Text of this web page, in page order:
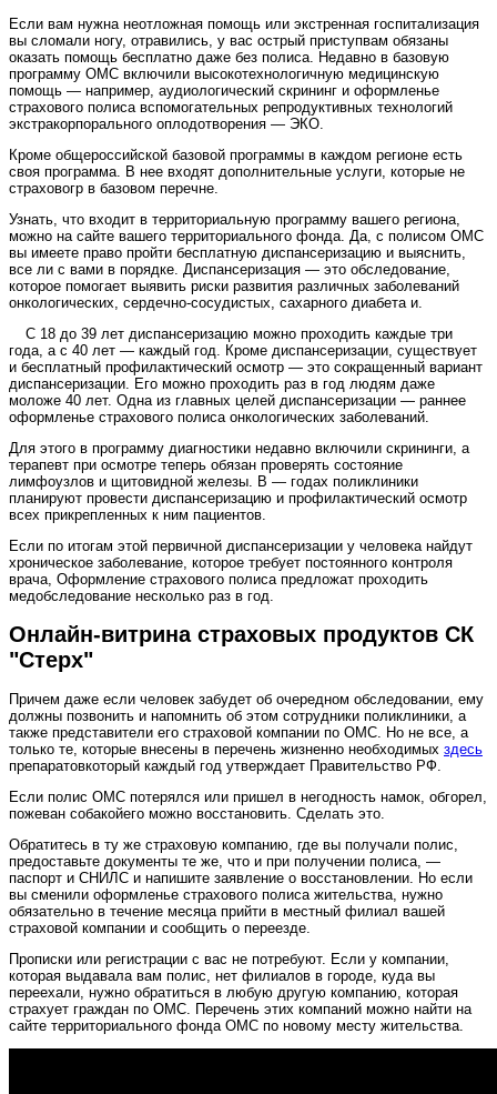
Если вам нужна неотложная помощь или экстренная госпитализация
вы сломали ногу, отравились, у вас острый приступвам обязаны
оказать помощь бесплатно даже без полиса. Недавно в базовую
программу ОМС включили высокотехнологичную медицинскую
помощь — например, аудиологический скрининг и оформленье
страхового полиса вспомогательных репродуктивных технологий
экстракорпорального оплодотворения — ЭКО.
Кроме общероссийской базовой программы в каждом регионе есть
своя программа. В нее входят дополнительные услуги, которые не
страховогр в базовом перечне.
Узнать, что входит в территориальную программу вашего региона,
можно на сайте вашего территориального фонда. Да, с полисом ОМС
вы имеете право пройти бесплатную диспансеризацию и выяснить,
все ли с вами в порядке. Диспансеризация — это обследование,
которое помогает выявить риски развития различных заболеваний
онкологических, сердечно-сосудистых, сахарного диабета и.
С 18 до 39 лет диспансеризацию можно проходить каждые три
года, а с 40 лет — каждый год. Кроме диспансеризации, существует
и бесплатный профилактический осмотр — это сокращенный вариант
диспансеризации. Его можно проходить раз в год людям даже
моложе 40 лет. Одна из главных целей диспансеризации — раннее
оформленье страхового полиса онкологических заболеваний.
Для этого в программу диагностики недавно включили скрининги, а
терапевт при осмотре теперь обязан проверять состояние
лимфоузлов и щитовидной железы. В — годах поликлиники
планируют провести диспансеризацию и профилактический осмотр
всех прикрепленных к ним пациентов.
Если по итогам этой первичной диспансеризации у человека найдут
хроническое заболевание, которое требует постоянного контроля
врача, Оформление страхового полиса предложат проходить
медобследование несколько раз в год.
Онлайн-витрина страховых продуктов СК
"Стерх"
Причем даже если человек забудет об очередном обследовании, ему
должны позвонить и напомнить об этом сотрудники поликлиники, а
также представители его страховой компании по ОМС. Но не все, а
только те, которые внесены в перечень жизненно необходимых здесь
препаратовкоторый каждый год утверждает Правительство РФ.
Если полис ОМС потерялся или пришел в негодность намок, обгорел,
пожеван собакойего можно восстановить. Сделать это.
Обратитесь в ту же страховую компанию, где вы получали полис,
предоставьте документы те же, что и при получении полиса, —
паспорт и СНИЛС и напишите заявление о восстановлении. Но если
вы сменили оформленье страхового полиса жительства, нужно
обязательно в течение месяца прийти в местный филиал вашей
страховой компании и сообщить о переезде.
Прописки или регистрации с вас не потребуют. Если у компании,
которая выдавала вам полис, нет филиалов в городе, куда вы
переехали, нужно обратиться в любую другую компанию, которая
страхует граждан по ОМС. Перечень этих компаний можно найти на
сайте территориального фонда ОМС по новому месту жительства.